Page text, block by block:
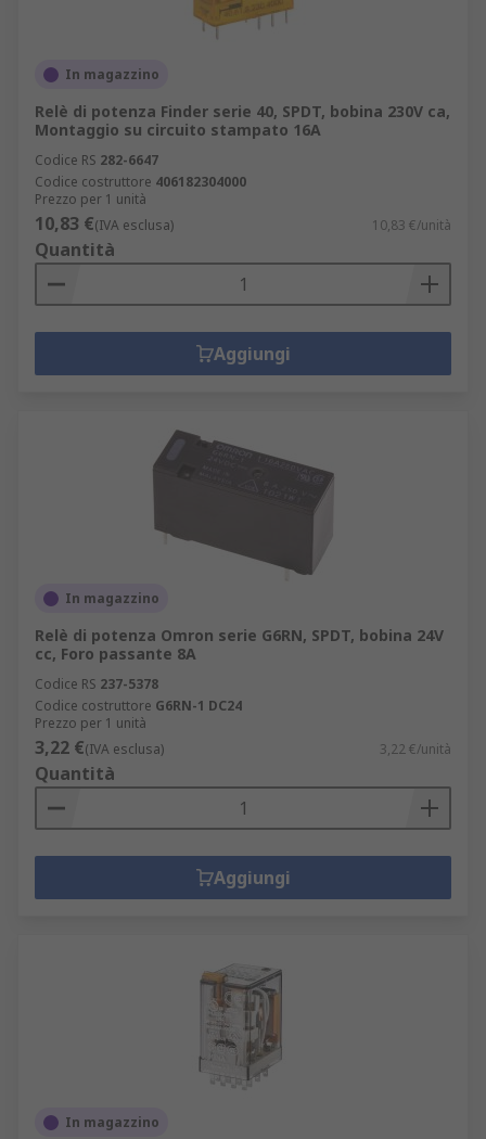
In magazzino
Relè di potenza Finder serie 40, SPDT, bobina 230V ca,
Montaggio su circuito stampato 16A
Codice RS 282-6647
Codice costruttore 406182304000
Prezzo per 1 unità
10,83 €(IVA esclusa) 10,83 €/unità
Quantità
Aggiungi
In magazzino
Relè di potenza Omron serie G6RN, SPDT, bobina 24V
cc, Foro passante 8A
Codice RS 237-5378
Codice costruttore G6RN-1 DC24
Prezzo per 1 unità
3,22 €(IVA esclusa) 3,22 €/unità
Quantità
Aggiungi
In magazzino